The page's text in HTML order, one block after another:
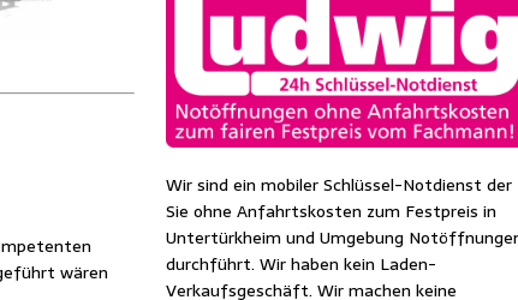
wären
Wir sind ein mobiler Schlüssel-Notdienst
Sie ohne Anfahrtskosten zum Festpreis in
Untertürkheim und Umgebung
durchführt. Wir haben kein Laden-
Verkaufsgeschäft. Wir machen keine